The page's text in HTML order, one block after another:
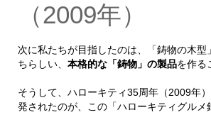
（2009年）
次に私たちが目指したのは、「鋳物の木型
ちらしい、 本格的な「鋳物」の製品を作る
そうして、ハローキティ35周年（2009年
発されたのが、この「ハローキティグルメ